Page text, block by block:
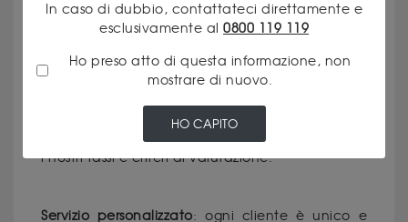
Competenza riconosciuta: i nostri operatori
hanno una vasta esperienza nel settore dei
metalli preziosi e delle valute.
Trasparenza totale
: comunichiamo chiaramente
i nostri tassi e criteri di valutazione.
Servizio personalizzato: ogni cliente è unico e
In caso di dubbio, contattateci direttamente e
esclusivamente al 0800 119 119
Ho preso atto di questa informazione, non
mostrare di nuovo.
HO CAPITO